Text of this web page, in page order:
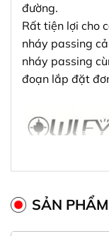
đường.
Rất tiện lợi cho
nháy passing
nháy passing
đoạn lắp đặt
SẢN